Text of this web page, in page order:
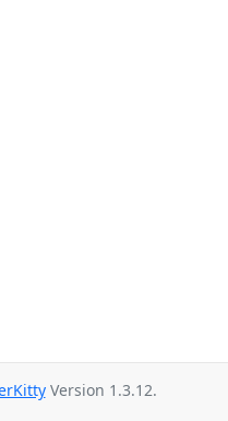
Version 1.3.12.